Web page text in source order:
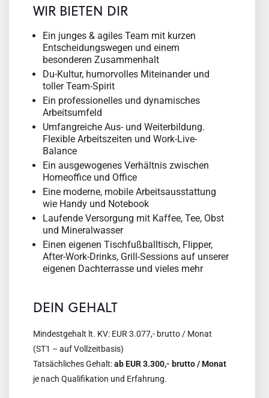
WIR BIETEN DIR
Ein junges & agiles Team mit kurzen
Entscheidungswegen und einem
besonderen Zusammenhalt
Du-Kultur, humorvolles Miteinander und
toller Team-Spirit
Ein professionelles und dynamisches
Arbeitsumfeld
Umfangreiche Aus- und Weiterbildung.
Flexible Arbeitszeiten und Work-Live-
Balance
Ein ausgewogenes Verhältnis zwischen
Homeoffice und Office
Eine moderne, mobile Arbeitsausstattung
wie Handy und Notebook
Laufende Versorgung mit Kaffee, Tee, Obst
und Mineralwasser
Einen eigenen Tischfußballtisch, Flipper,
After-Work-Drinks, Grill-Sessions auf unserer
eigenen Dachterrasse und vieles mehr
DEIN GEHALT
Mindestgehalt lt. KV: EUR 3.077,- brutto / Monat
(ST1 – auf Vollzeitbasis)
Tatsächliches Gehalt:ab EUR 3.300,- brutto / Monat
je nach Qualifikation und Erfahrung.